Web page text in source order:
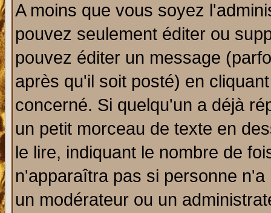
A moins que vous soyez
pouvez seulement éditer ou
pouvez éditer un message
après qu'il soit posté) en
concerné. Si quelqu'un a déjà
un petit morceau de texte en
le lire, indiquant le nombre de
n'apparaîtra pas si personne
un modérateur ou un